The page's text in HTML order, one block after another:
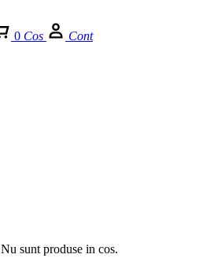
0 Cos Cont
Nu sunt produse in cos.